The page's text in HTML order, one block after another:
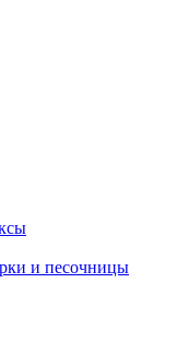
и песочницы